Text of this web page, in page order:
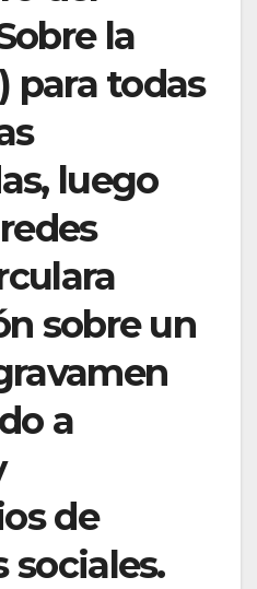
la
para todas
luego
sobre un
a
de
sociales.